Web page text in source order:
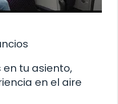
en tu asiento,
en el aire